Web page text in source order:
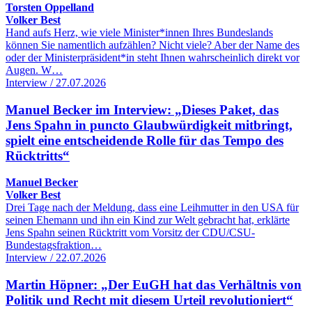
Torsten Oppelland
Volker Best
Hand aufs Herz, wie viele Minister*innen Ihres Bundeslands
können Sie namentlich aufzählen? Nicht viele? Aber der Name des
oder der Ministerpräsident*in steht Ihnen wahrscheinlich direkt vor
Augen. W…
Interview / 27.07.2026
Manuel Becker im Interview: „Dieses Paket, das
Jens Spahn in puncto Glaubwürdigkeit mitbringt,
spielt eine entscheidende Rolle für das Tempo des
Rücktritts“
Manuel Becker
Volker Best
Drei Tage nach der Meldung, dass eine Leihmutter in den USA für
seinen Ehemann und ihn ein Kind zur Welt gebracht hat, erklärte
Jens Spahn seinen Rücktritt vom Vorsitz der CDU/CSU-
Bundestagsfraktion…
Interview / 22.07.2026
Martin Höpner: „Der EuGH hat das Verhältnis von
Politik und Recht mit diesem Urteil revolutioniert“